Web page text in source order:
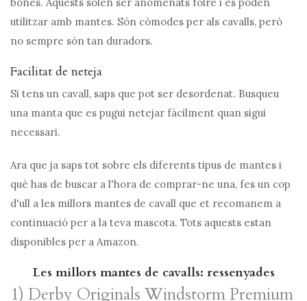
utilitzar amb mantes. Són còmodes per als cavalls, però
no sempre són tan duradors.
Facilitat de neteja
Si tens un cavall, saps que pot ser desordenat. Busqueu
una manta que es pugui netejar fàcilment quan sigui
necessari.
Ara que ja saps tot sobre els diferents tipus de mantes i
què has de buscar a l'hora de comprar-ne una, fes un cop
d'ull a les millors mantes de cavall que et recomanem a
continuació per a la teva mascota. Tots aquests estan
disponibles per a Amazon.
Les millors mantes de cavalls: ressenyades
1) Derby Originals Windstorm Premium